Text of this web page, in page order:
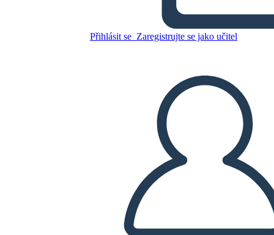
Přihlásit se Zaregistrujte se jako učitel
Zkopírujte tento scénář
PŘEHRÁT PREZENTACI
PŘEČTI MI